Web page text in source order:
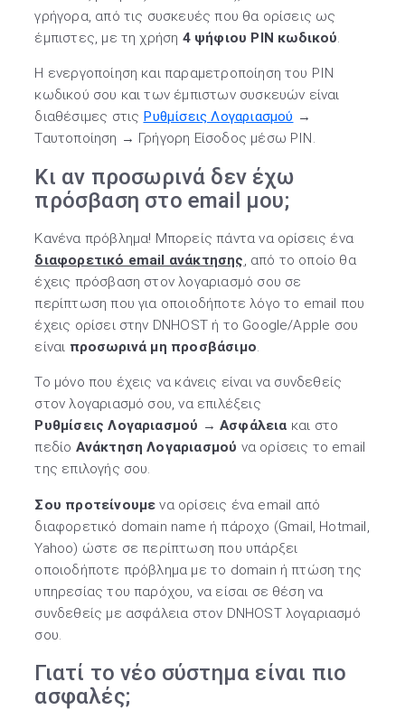
γρήγορα, από τις συσκευές που θα ορίσεις ως
έμπιστες, με τη χρήση 4 ψήφιου PIN κωδικού.
Η ενεργοποίηση και παραμετροποίηση του PIN
κωδικού σου και των έμπιστων συσκευών είναι
διαθέσιμες στις Ρυθμίσεις Λογαριασμού →
Ταυτοποίηση → Γρήγορη Είσοδος μέσω PIN.
Κι αν προσωρινά δεν έχω
πρόσβαση στο email μου;
Κανένα πρόβλημα! Μπορείς πάντα να ορίσεις ένα
διαφορετικό email ανάκτησης, από το οποίο θα
έχεις πρόσβαση στον λογαριασμό σου σε
περίπτωση που για οποιοδήποτε λόγο το email που
έχεις ορίσει στην DNHOST ή το Google/Apple σου
είναι προσωρινά μη προσβάσιμο.
Το μόνο που έχεις να κάνεις είναι να συνδεθείς
στον λογαριασμό σου, να επιλέξεις
Ρυθμίσεις Λογαριασμού →Ασφάλεια και στο
πεδίο Ανάκτηση Λογαριασμού να ορίσεις το email
της επιλογής σου.
Σου προτείνουμε να ορίσεις ένα email από
διαφορετικό domain name ή πάροχο (Gmail, Hotmail,
Yahoo) ώστε σε περίπτωση που υπάρξει
οποιοδήποτε πρόβλημα με το domain ή πτώση της
υπηρεσίας του παρόχου, να είσαι σε θέση να
συνδεθείς με ασφάλεια στον DNHOST λογαριασμό
σου.
Γιατί το νέο σύστημα είναι πιο
ασφαλές;